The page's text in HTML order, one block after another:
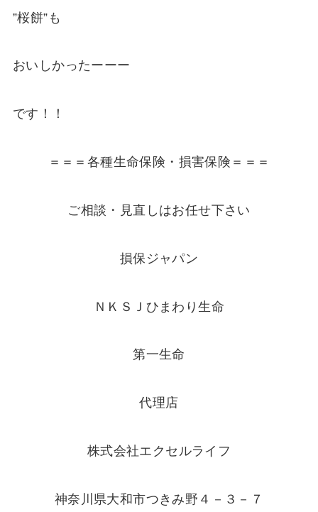
”桜餅”も
おいしかったーーー
です！！
＝＝＝各種生命保険・損害保険＝＝＝
ご相談・見直しはお任せ下さい
損保ジャパン
ＮＫＳＪひまわり生命
第一生命
代理店
株式会社エクセルライフ
神奈川県大和市つきみ野４－３－７